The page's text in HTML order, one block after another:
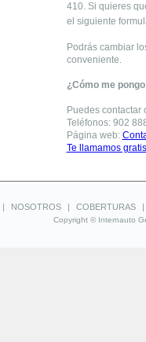
410. Si quieres
el siguiente
Podrás cambiar
conveniente.
¿Cómo me
Puedes contactar
Teléfonos: 902
Página web:
Te llamamos gratis
| NOSOTROS | COBERTURAS |
Copyright © Internauto